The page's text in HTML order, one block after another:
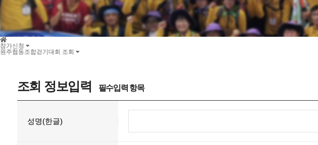
전통시장 걷기대회 참가신청
전통시장 걷기대회 신청조회
참가신청
원주협동조합걷기대회 조회
조회 정보입력 필수입력 항목
성명(한글)